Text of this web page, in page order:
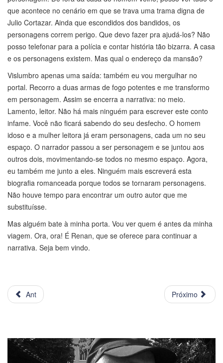
que acontece no cenário em que se trava uma trama digna de
Julio Cortazar. Ainda que escondidos dos bandidos, os
personagens correm perigo. Que devo fazer pra ajudá-los? Não
posso telefonar para a polícia e contar história tão bizarra. A casa
e os personagens existem. Mas qual o endereço da mansão?
Vislumbro apenas uma saída: também eu vou mergulhar no
portal. Recorro a duas armas de fogo potentes e me transformo
em personagem. Assim se encerra a narrativa: no meio.
Lamento, leitor. Não há mais ninguém para escrever este conto
infame. Você não ficará sabendo do seu desfecho. O homem
idoso e a mulher leitora já eram personagens, cada um no seu
espaço. O narrador passou a ser personagem e se juntou aos
outros dois, movimentando-se todos no mesmo espaço. Agora,
eu também me junto a eles. Ninguém mais escreverá esta
biografia romanceada porque todos se tornaram personagens.
Não houve tempo para encontrar um outro autor que me
substituísse.
Mas alguém bate à minha porta. Vou ver quem é antes da minha
viagem. Ora, ora! É Renan, que se oferece para continuar a
narrativa. Seja bem vindo.
Ant Próximo